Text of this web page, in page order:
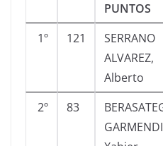
PUNTOS
1º
121
SERRANO
ALVAREZ,
Alberto
2º 83